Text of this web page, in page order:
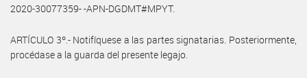
2020-30077359- -APN-DGDMT#MPYT.
ARTÍCULO 3º.- Notifíquese a las partes signatarias. Posteriormente,
procédase a la guarda del presente legajo.